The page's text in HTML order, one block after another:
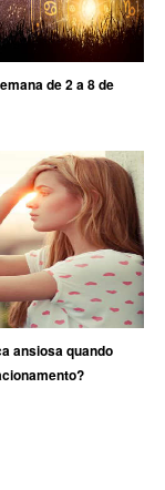
de 2 a 8 de
ansiosa quando